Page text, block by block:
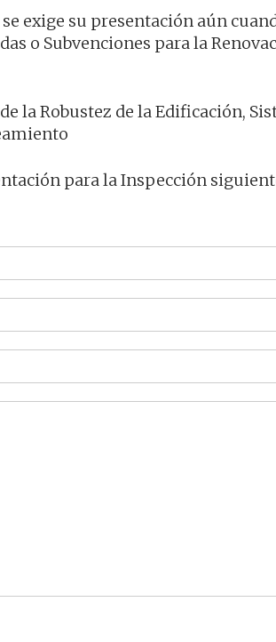
exige su presentación aún
o Subvenciones para la
la Robustez de la Edificación,
para la Inspección